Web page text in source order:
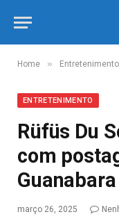
Home » Entretenimento
ENTRETENIMENTO
Rüfüs Du
com
Guanabara
março 26, 2025